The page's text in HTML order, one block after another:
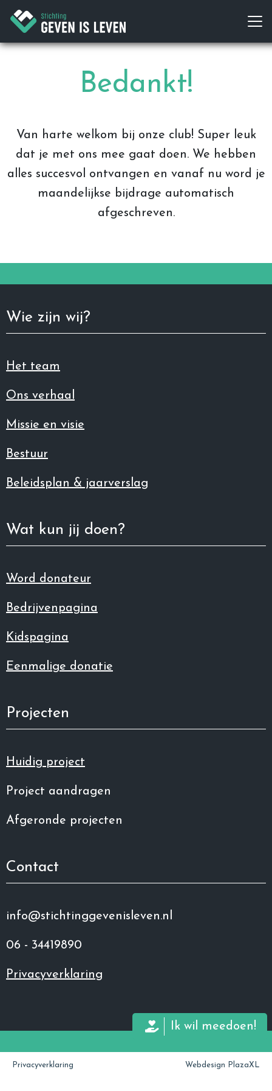
Bedankt!
Van harte welkom bij onze club! Super leuk
dat je met ons mee gaat doen. We hebben
alles succesvol ontvangen en vanaf nu word je
maandelijkse bijdrage automatisch
afgeschreven.
Wie zijn wij?
Het team
Ons verhaal
Missie en visie
Bestuur
Beleidsplan & jaarverslag
Wat kun jij doen?
Word donateur
Bedrijvenpagina
Kidspagina
Eenmalige donatie
Projecten
Huidig project
Project aandragen
Afgeronde projecten
Contact
info@stichtinggevenisleven.nl
06 - 34419890
Privacyverklaring
Ik wil meedoen!
Privacyverklaring Webdesign PlazaXL